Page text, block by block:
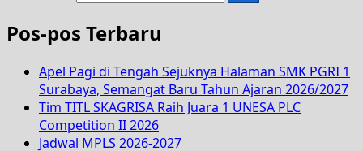
Pos-pos Terbaru
Apel Pagi di Tengah Sejuknya Halaman SMK PGRI 1
Surabaya, Semangat Baru Tahun Ajaran 2026/2027
Tim TITL SKAGRISA Raih Juara 1 UNESA PLC
Competition II 2026
Jadwal MPLS 2026-2027